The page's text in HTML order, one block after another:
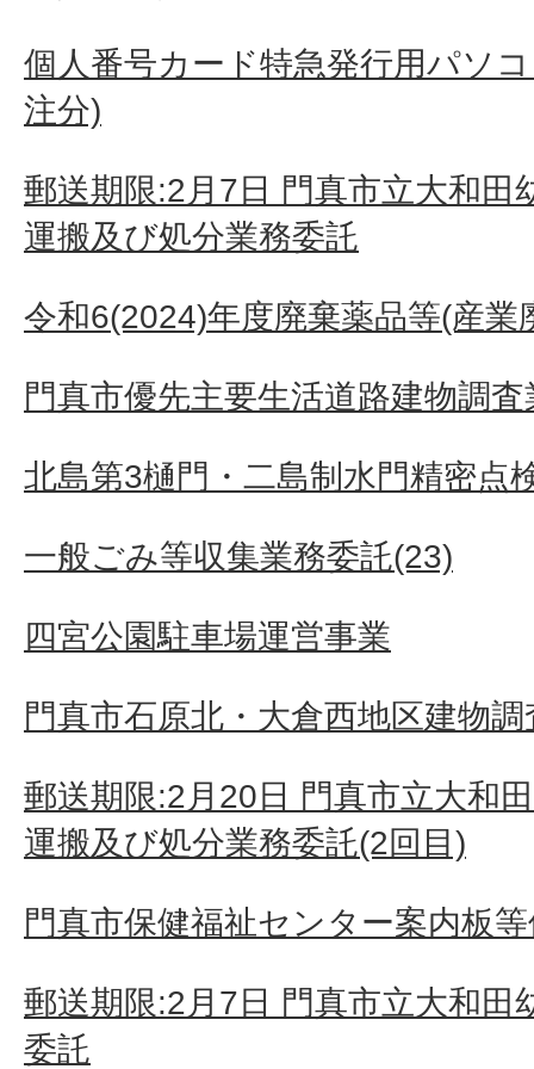
個人番号カード特急発行用パソ
注分)
郵送期限:2月7日 門真市立大和田
運搬及び処分業務委託
令和6(2024)年度廃棄薬品等(産業
門真市優先主要生活道路建物調
北島第3樋門・二島制水門精密点
一般ごみ等収集業務委託(23)
四宮公園駐車場運営事業
門真市石原北・大倉西地区建物
郵送期限:2月20日 門真市立大和
運搬及び処分業務委託(2回目)
門真市保健福祉センター案内板
郵送期限:2月7日 門真市立大和田
委託